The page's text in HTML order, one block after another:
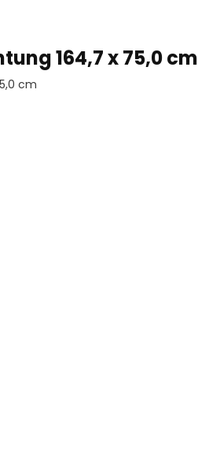
164,7 x 75,0 cm
cm